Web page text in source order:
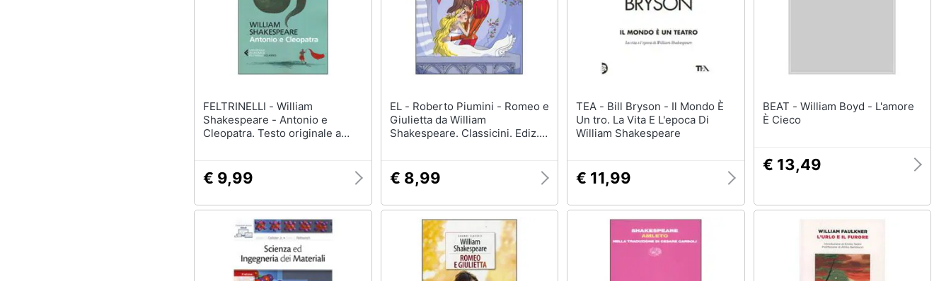
FELTRINELLI - William
Shakespeare - Antonio e
Cleopatra. Testo originale a
€ 9,99
EL - Roberto Piumini - Romeo e
Giulietta da William
Shakespeare. Classicini. Ediz.
€ 8,99
TEA - Bill Bryson - Il Mondo È
Un tro. La Vita E L'epoca Di
William Shakespeare
€ 11,99
BEAT - William Boyd - L'amore
È Cieco
€ 13,49